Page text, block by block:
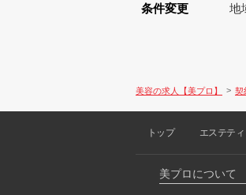
条件変更 地
美容の求人【美プロ】 契
トップ エステテ
美プロについて